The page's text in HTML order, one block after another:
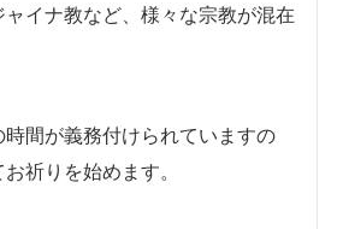
ャイナ教など、様々な宗教が混在
間が義務付けられていますの
祈りを始めます。